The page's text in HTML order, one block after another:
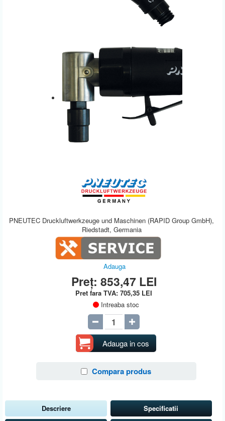
PNEUTEC Druckluftwerkzeuge und Maschinen (RAPID Group GmbH),
Riedstadt, Germania
Adauga
Preț: 853,47 LEI
Pret fara TVA:705,35 LEI
Intreaba stoc
Adauga in cos
Compara produs
Descriere
Specificatii